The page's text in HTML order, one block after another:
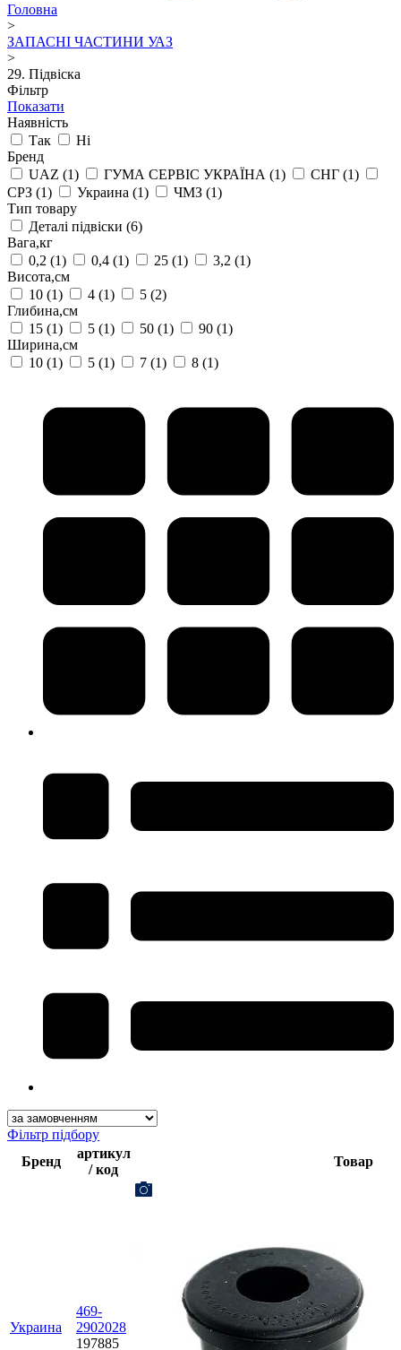
Головна
>
ЗАПАСНІ ЧАСТИНИ УАЗ
>
29. Підвіска
Фільтр
Показати
Наявність
Так
Ні
Бренд
UAZ (1) ГУМА СЕРВІС УКРАЇНА (1) СНГ (1)
СРЗ (1) Украина (1) ЧМЗ (1)
Тип товару
Деталі підвіски (6)
Вага,кг
0,2 (1) 0,4 (1) 25 (1) 3,2 (1)
Висота,см
10 (1) 4 (1) 5 (2)
Глибина,см
15 (1) 5 (1) 50 (1) 90 (1)
Ширина,см
10 (1) 5 (1) 7 (1) 8 (1)
Фільтр підбору
Бренд
артикул
/ код
Товар
Украина
469-
2902028
197885